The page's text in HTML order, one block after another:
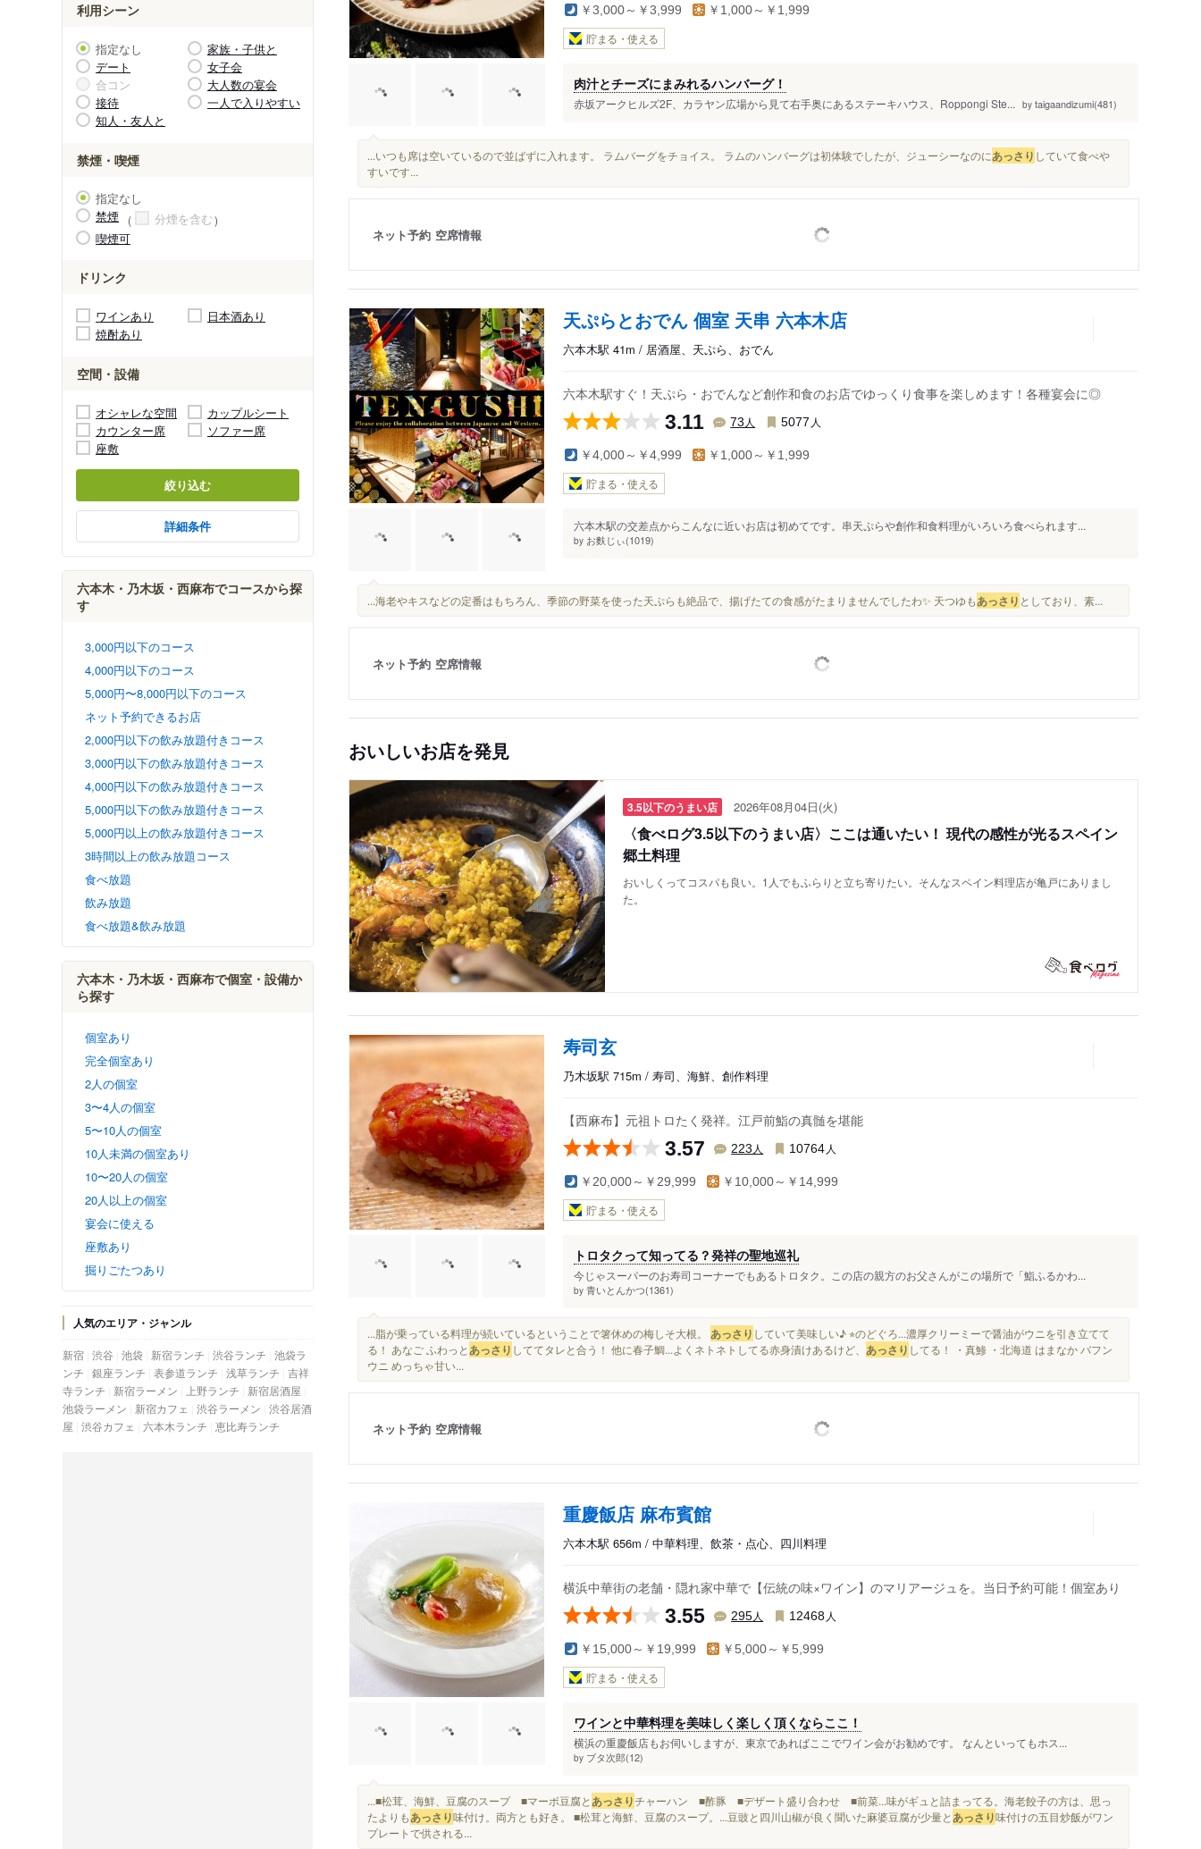
利用シーン
指定なし
家族・子供と
デート
女子会
合コン
大人数の宴会
接待
一人で入りやすい
知人・友人と
禁煙・喫煙
指定なし
禁煙
分煙を含む
喫煙可
ドリンク
ワインあり
日本酒あり
焼酎あり
空間・設備
オシャレな空間
カップルシート
カウンター席
ソファー席
座敷
絞り込む
詳細条件
六本木・乃木坂・西麻布でコースから探
す
3,000円以下のコース
4,000円以下のコース
5,000円〜8,000円以下のコース
ネット予約できるお店
2,000円以下の飲み放題付きコース
3,000円以下の飲み放題付きコース
4,000円以下の飲み放題付きコース
5,000円以下の飲み放題付きコース
5,000円以上の飲み放題付きコース
3時間以上の飲み放題コース
食べ放題
飲み放題
食べ放題&飲み放題
六本木・乃木坂・西麻布で個室・設備か
ら探す
個室あり
完全個室あり
2人の個室
3〜4人の個室
5〜10人の個室
10人未満の個室あり
10〜20人の個室
20人以上の個室
宴会に使える
座敷あり
掘りごたつあり
人気のエリア・ジャンル
新宿 渋谷 池袋 新宿ランチ 渋谷ランチ 池袋ラ
ンチ 銀座ランチ 表参道ランチ 浅草ランチ 吉祥
寺ランチ
新宿ラーメン 上野ランチ
新宿居酒屋
池袋ラーメン
新宿カフェ 渋谷ラーメン 渋谷居酒
屋 渋谷カフェ 六本木ランチ 恵比寿ランチ
￥3,000～￥3,999 ￥1,000～￥1,999
貯まる・使える
肉汁とチーズにまみれるハンバーグ！
赤坂アークヒルズ2F、カラヤン広場から見て右手奥にあるステーキハウス、Roppongi Ste... by taigaandizumi(481)
...いつも席は空いているので並ばずに入れます。 ラムバーグをチョイス。 ラムのハンバーグは初体験でしたが、ジューシーなのにあっさり していて食べや
すいです...
ネット予約 空席情報
天ぷらとおでん 個室 天串 六本木店
六本木駅 41m / 居酒屋、天ぷら、おでん
六本木駅すぐ！天ぷら・おでんなど創作和食のお店でゆっくり食事を楽しめます！各種宴会に◎
3.11 73 人 5077 人
￥4,000～￥4,999 ￥1,000～￥1,999
貯まる・使える
六本木駅の交差点からこんなに近いお店は初めてです。串天ぷらや創作和食料理がいろいろ食べられます...
by お麩じぃ(1019)
...海老やキスなどの定番はもちろん、季節の野菜を使った天ぷらも絶品で、揚げたての食感がたまりませんでしたわ✨ 天つゆもあっさり としており、素...
ネット予約 空席情報
おいしいお店を発見
3.5以下のうまい店 2026年08月04日(火)
〈食べログ3.5以下のうまい店〉ここは通いたい！ 現代の感性が光るスペイン
郷土料理
おいしくってコスパも良い。1人でもふらりと立ち寄りたい。そんなスペイン料理店が亀戸にありまし
た。
寿司玄
乃木坂駅 715m / 寿司、海鮮、創作料理
【西麻布】元祖トロたく発祥。江戸前鮨の真髄を堪能
3.57 223 人 10764 人
￥20,000～￥29,999 ￥10,000～￥14,999
貯まる・使える
トロタクって知ってる？発祥の聖地巡礼
今じゃスーパーのお寿司コーナーでもあるトロタク。この店の親方のお父さんがこの場所で「鮨ふるかわ...
by 青いとんかつ(1361)
...脂が乗っている料理が続いているということで箸休めの梅しそ大根。 あっさり していて美味しい♪ ⭐︎のどぐろ...濃厚クリーミーで醤油がウニを引き立てて
る！ あなご ふわっとあっさり しててタレと合う！ 他に春子鯛...よくネトネトしてる赤身漬けあるけど、 あっさり してる！ ・真鯵 ・北海道 はまなか バフン
ウニ めっちゃ甘い...
ネット予約 空席情報
重慶飯店 麻布賓館
六本木駅 656m / 中華料理、飲茶・点心、四川料理
横浜中華街の老舗・隠れ家中華で【伝統の味×ワイン】のマリアージュを。当日予約可能！個室あり
3.55 295人 12468 人
￥15,000～￥19,999 ￥5,000～￥5,999
貯まる・使える
ワインと中華料理を美味しく楽しく頂くならここ！
横浜の重慶飯店もお伺いしますが、東京であればここでワイン会がお勧めです。 なんといってもホス...
by ブタ次郎(12)
...■松茸、海鮮、豆腐のスープ ■マーボ豆腐とあっさりチャーハン ■酢豚 ■デザート盛り合わせ ■前菜...味がギュと詰まってる。海老餃子の方は、思っ
たよりもあっさり味付け。両方とも好き。 ■松茸と海鮮、豆腐のスープ。...豆豉と四川山椒が良く聞いた麻婆豆腐が少量とあっさり味付けの五目炒飯がワン
プレートで供される...